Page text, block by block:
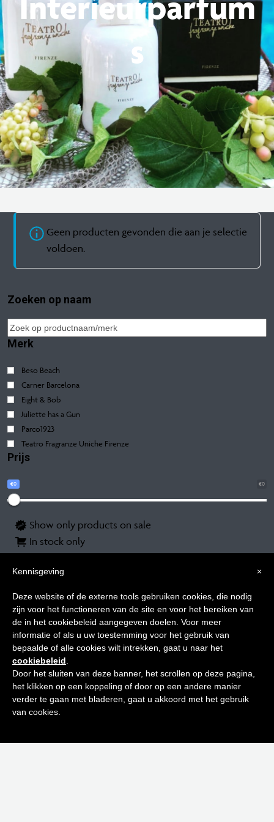
s
Geen producten gevonden die aan je selectie
voldoen.
Zoeken op naam
Merk
Beso Beach
Carner Barcelona
Eight & Bob
Juliette has a Gun
Parco1923
Teatro Fragranze Uniche Firenze
Prijs
€0
€0
Show only products on sale
In stock only
Privacybeleid | Algemene voorwaarden | Retourvoorwaarden
Schrijf je in op onze nieuwsbrief
Tips voor
een stralende huid
Schrijf je in op onze nieuwsbrief en
ontvang de beste tips en promoties
Inschrijven
×
Kennisgeving
Deze website of de externe tools gebruiken cookies, die nodig
zijn voor het functioneren van de site en voor het bereiken van
de in het cookiebeleid aangegeven doelen. Voor meer
informatie of als u uw toestemming voor het gebruik van
bepaalde of alle cookies wilt intrekken, gaat u naar het
cookiebeleid
Door het sluiten van deze banner, het scrollen op deze pagina,
het klikken op een koppeling of door op een andere manier
verder te gaan met bladeren, gaat u akkoord met het gebruik
van cookies.